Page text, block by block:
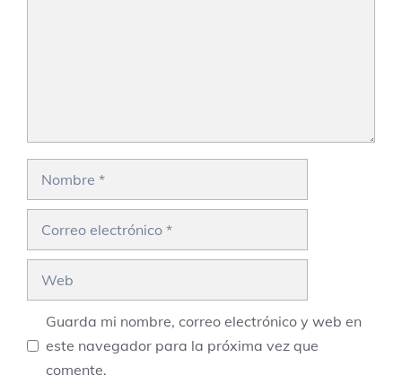
Guarda mi nombre, correo electrónico y web en
este navegador para la próxima vez que
comente.